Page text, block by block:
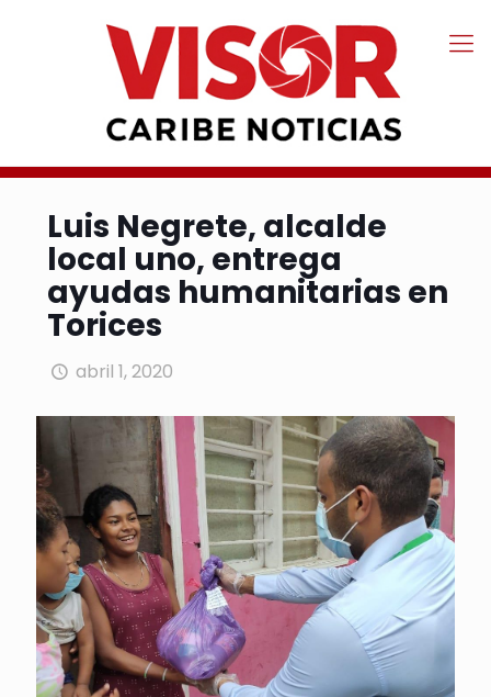
Luis Negrete, alcalde
local uno, entrega
ayudas humanitarias en
Torices
abril 1, 2020